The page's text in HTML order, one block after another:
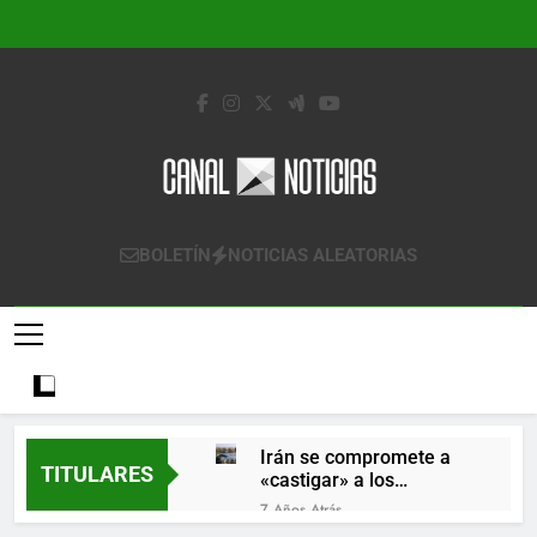
Canal Noticias
Canal Noticias
BOLETÍN NOTICIAS ALEATORIAS
TITULARES
Irán se compromete a
«castigar» a los
responsables de
derribar un avión
7 Años Atrás